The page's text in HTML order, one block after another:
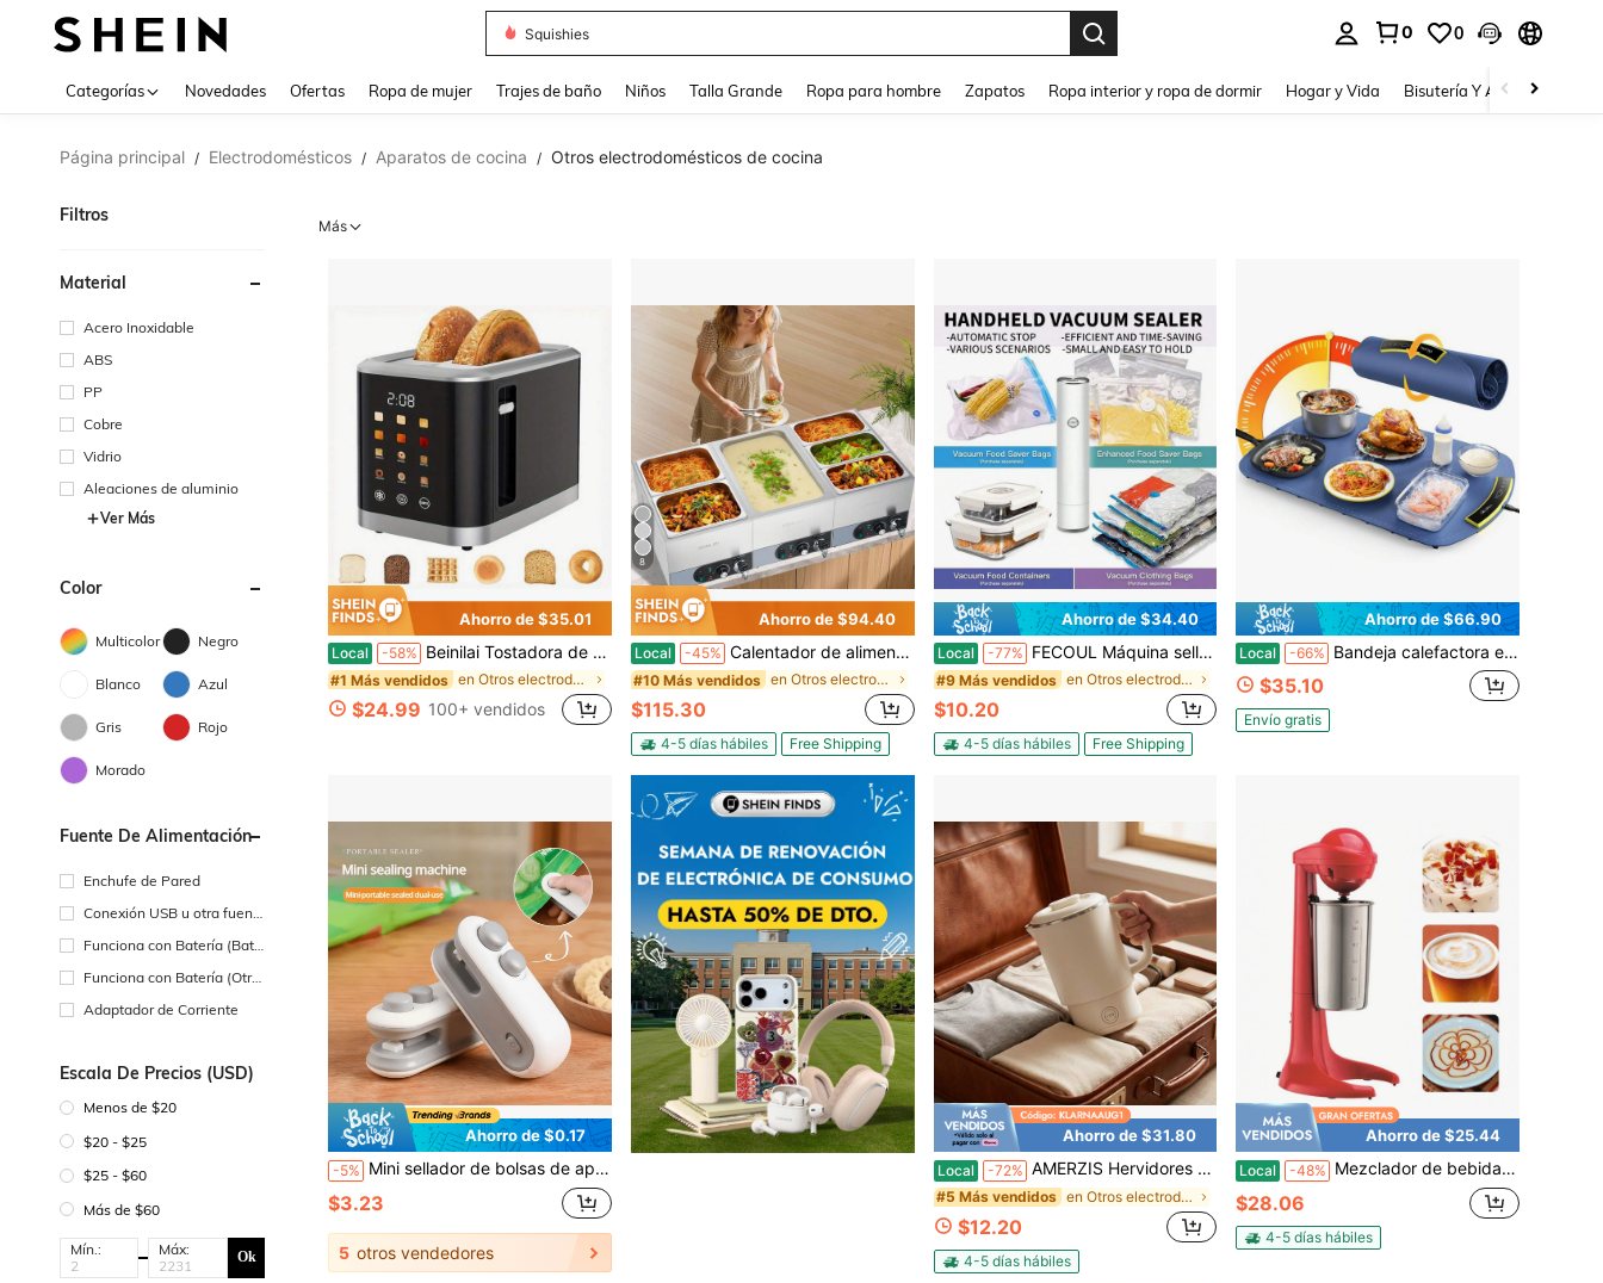
Musera 0 0
Categorías Novedades Ofertas Ropa de mujer Trajes de baño Niños Talla Grande Ropa para hombre Zapatos Ropa interior y ropa de dormir Hogar y Vida Bisutería Y Accesorios
Página principal / Electrodomésticos / Aparatos de cocina / Otros electrodomésticos de cocina
Filtros
Material
Acero Inoxidable
ABS
PP
Cobre
Vidrio
Aleaciones de aluminio
Ver Más
Color
Multicolor Negro
Blanco Azul
Gris Rojo
Morado
Fuente De Alimentación
Enchufe de Pared
Conexión USB u otra fuent
e de alimentación de CC
Funciona con Batería (Bate
Funciona con Batería (Otra
Adaptador de Corriente
Escala De Precios (USD)
Menos de $20
$20 - $25
$25 - $60
Más de $60
Mín.: Máx: Ok
Más
Ahorro de $35.01
Local -58% Beinilai Tostadora de pantalla táctil para 2 rebanadas, tostadora digital inteligente de acero inoxidable con función de memoria, 5 tipos de pan y 6 configuraciones de tostado, tostadora de 1,5" con ranura ancha para 2 rebanadas, 900 W.
#1 Más vendidos en Otros electrodomésticos de cocina
$24.99 100+ vendidos
8
Ahorro de $94.40
Local -45% Calentador de alimentos comercial, calentador de alimentos eléctrico de acero inoxidable de 1200W con vapor, calentador de mostrador de buffet Bain Marie de calentamiento rápido con cable de alimentación desmontable, para catering, restaurantes, fiestas y buffets
#10 Más vendidos en Otros electrodomésticos de cocina
$115.30
4-5 días hábiles Free Shipping
Ahorro de $34.40
Local -77% FECOUL Máquina selladora al vacío portátil, 2 en 1, inalámbrica, con carga USB tipo C, automática, para alimentos y bolsas de sellado al vacío para almacenamiento y conservación de alimentos
#9 Más vendidos en Otros electrodomésticos de cocina
$10.20
4-5 días hábiles Free Shipping
Ahorro de $66.90
Local -66% Bandeja calefactora eléctrica - Esterilla calentadora de alimentos plegable con 8 ajustes de temperatura, calentamiento en toda la superficie en 5s, apagado automático en 4 horas, fácil de limpiar con material nano, para bufé, para fiestas, para descongelar
$35.10
Envío gratis
Ahorro de $0.17
-5% Mini sellador de bolsas de aperitivos, Cortar + Sellar, Recargable por USB, Magnético, Doble función de sellado/apertura, Uso doméstico
$3.23
5 otros vendedores
Ahorro de $31.80
Local -72% AMERZIS Hervidores eléctricos
#5 Más vendidos en Otros electrodomésticos de cocina
$12.20
4-5 días hábiles
Ahorro de $25.44
Local -48% Mezclador de bebidas eléctrico Rainaut de 100 W, batidora de batidos, batidora de batidos y mezclador de bebidas, 2 velocidades, vaso de acero inoxidable grande de 500 ml/16,91 oz, 17*13,5*35 cm/6,69*5,31*13,78 pulgadas
$28.06
4-5 días hábiles